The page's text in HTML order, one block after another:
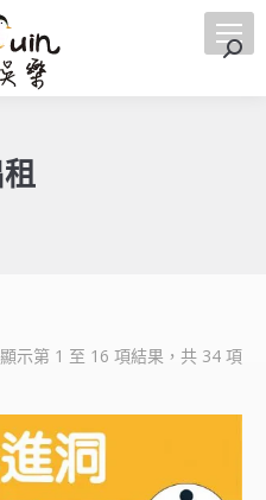
搜
顯示第 1 至 16 項結果，共 34 項